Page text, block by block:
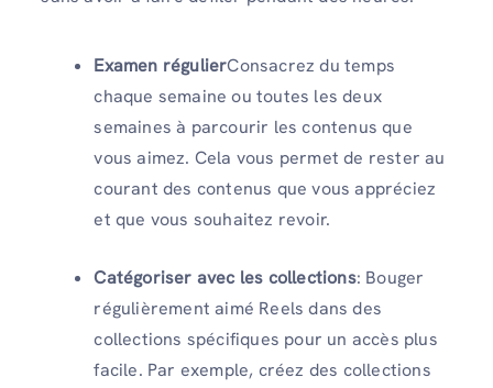
Examen régulierConsacrez du temps
chaque semaine ou toutes les deux
semaines à parcourir les contenus que
vous aimez. Cela vous permet de rester au
courant des contenus que vous appréciez
et que vous souhaitez revoir.
Catégoriser avec les collections: Bouger
régulièrement aimé Reels dans des
collections spécifiques pour un accès plus
facile. Par exemple, créez des collections